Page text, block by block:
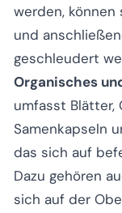
werden,
und
geschleudert
Organisches
umfasst Blätter,
Samenkapseln
das sich auf
Dazu gehören
sich auf der